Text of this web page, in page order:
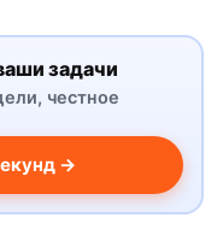
задачи
честное
→